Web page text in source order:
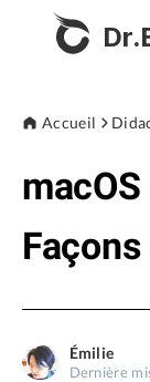
Produits
Accueil
Émilie
Dernière